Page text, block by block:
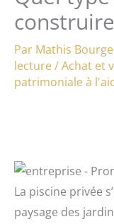
Par Mathis
lecture/Achat et
patrimoniale à
La piscine privée
paysage des